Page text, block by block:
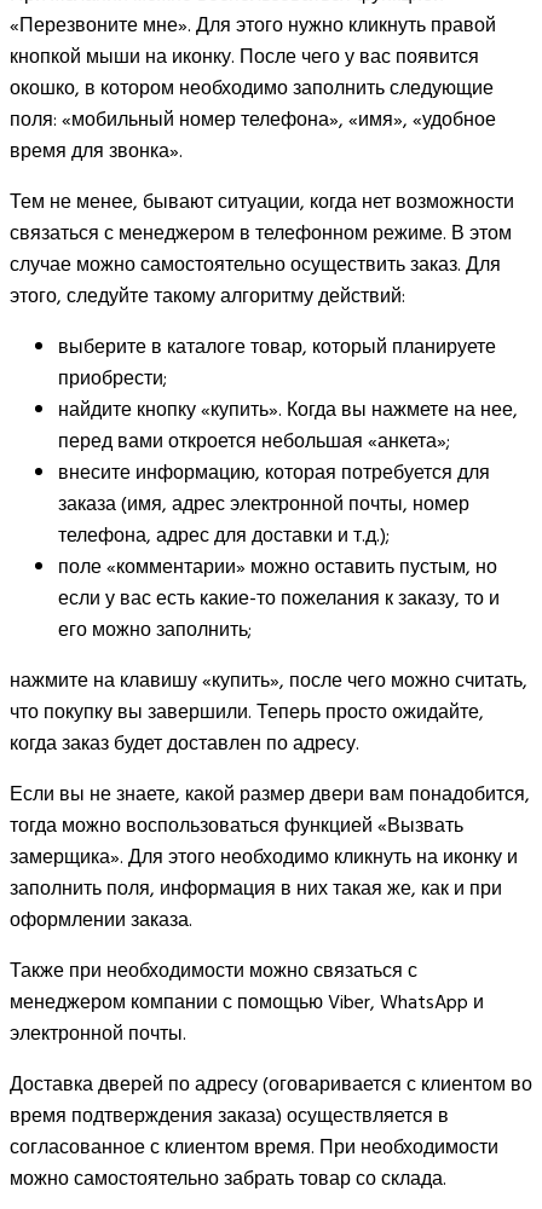
«Перезвоните мне». Для этого нужно кликнуть правой
кнопкой мыши на иконку. После чего у вас появится
окошко, в котором необходимо заполнить следующие
поля: «мобильный номер телефона», «имя», «удобное
время для звонка».
Тем не менее, бывают ситуации, когда нет возможности
связаться с менеджером в телефонном режиме. В этом
случае можно самостоятельно осуществить заказ. Для
этого, следуйте такому алгоритму действий:
выберите в каталоге товар, который планируете
приобрести;
найдите кнопку «купить». Когда вы нажмете на нее,
перед вами откроется небольшая «анкета»;
внесите информацию, которая потребуется для
заказа (имя, адрес электронной почты, номер
телефона, адрес для доставки и т.д.);
поле «комментарии» можно оставить пустым, но
если у вас есть какие-то пожелания к заказу, то и
его можно заполнить;
нажмите на клавишу «купить», после чего можно считать,
что покупку вы завершили. Теперь просто ожидайте,
когда заказ будет доставлен по адресу.
Если вы не знаете, какой размер двери вам понадобится,
тогда можно воспользоваться функцией «Вызвать
замерщика». Для этого необходимо кликнуть на иконку и
заполнить поля, информация в них такая же, как и при
оформлении заказа.
Также при необходимости можно связаться с
менеджером компании с помощью Viber, WhatsApp и
электронной почты.
Доставка дверей по адресу (оговаривается с клиентом во
время подтверждения заказа) осуществляется в
согласованное с клиентом время. При необходимости
можно самостоятельно забрать товар со склада.